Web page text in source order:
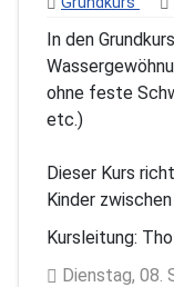
In den
ohne feste
etc.)
Dieser Kurs
Kinder
Kursleitung:
Dienstag, 08.